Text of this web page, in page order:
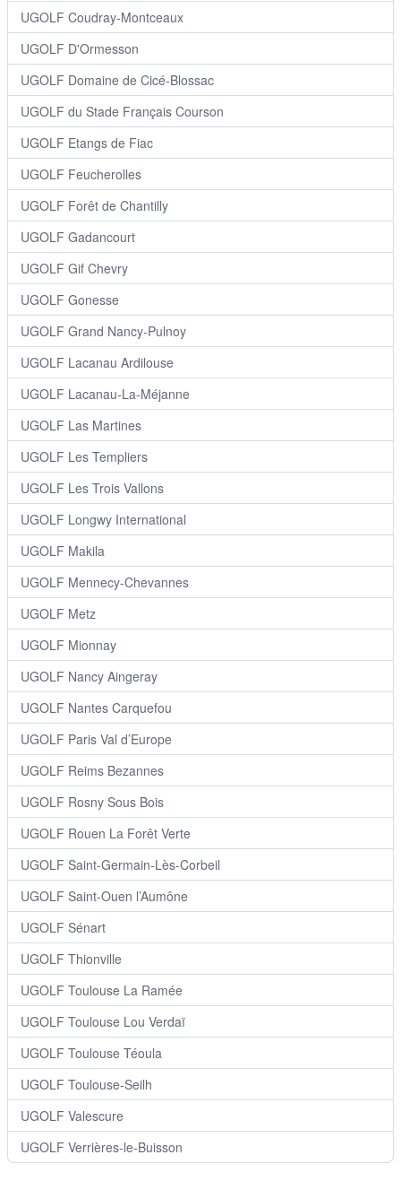
UGOLF Coudray-Montceaux
UGOLF D'Ormesson
UGOLF Domaine de Cicé-Blossac
UGOLF du Stade Français Courson
UGOLF Etangs de Fiac
UGOLF Feucherolles
UGOLF Forêt de Chantilly
UGOLF Gadancourt
UGOLF Gif Chevry
UGOLF Gonesse
UGOLF Grand Nancy-Pulnoy
UGOLF Lacanau Ardilouse
UGOLF Lacanau-La-Méjanne
UGOLF Las Martines
UGOLF Les Templiers
UGOLF Les Trois Vallons
UGOLF Longwy International
UGOLF Makila
UGOLF Mennecy-Chevannes
UGOLF Metz
UGOLF Mionnay
UGOLF Nancy Aingeray
UGOLF Nantes Carquefou
UGOLF Paris Val d’Europe
UGOLF Reims Bezannes
UGOLF Rosny Sous Bois
UGOLF Rouen La Forêt Verte
UGOLF Saint-Germain-Lès-Corbeil
UGOLF Saint-Ouen l’Aumône
UGOLF Sénart
UGOLF Thionville
UGOLF Toulouse La Ramée
UGOLF Toulouse Lou Verdaï
UGOLF Toulouse Téoula
UGOLF Toulouse-Seilh
UGOLF Valescure
UGOLF Verrières-le-Buisson